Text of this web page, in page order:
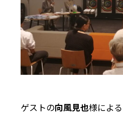
ゲストの向風見也様によ